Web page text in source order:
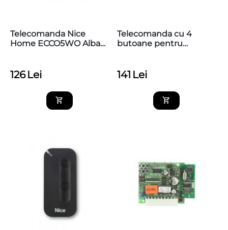
Telecomanda Nice
Home ECCO5WO Alba
126 Lei
Telecomanda cu 4
butoane pentru
141 Lei